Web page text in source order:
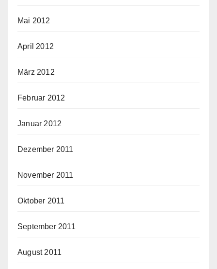
Mai 2012
April 2012
März 2012
Februar 2012
Januar 2012
Dezember 2011
November 2011
Oktober 2011
September 2011
August 2011